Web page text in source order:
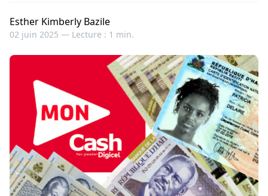
Esther Kimberly Bazile
02 juin 2025 — Lecture : 1 min.